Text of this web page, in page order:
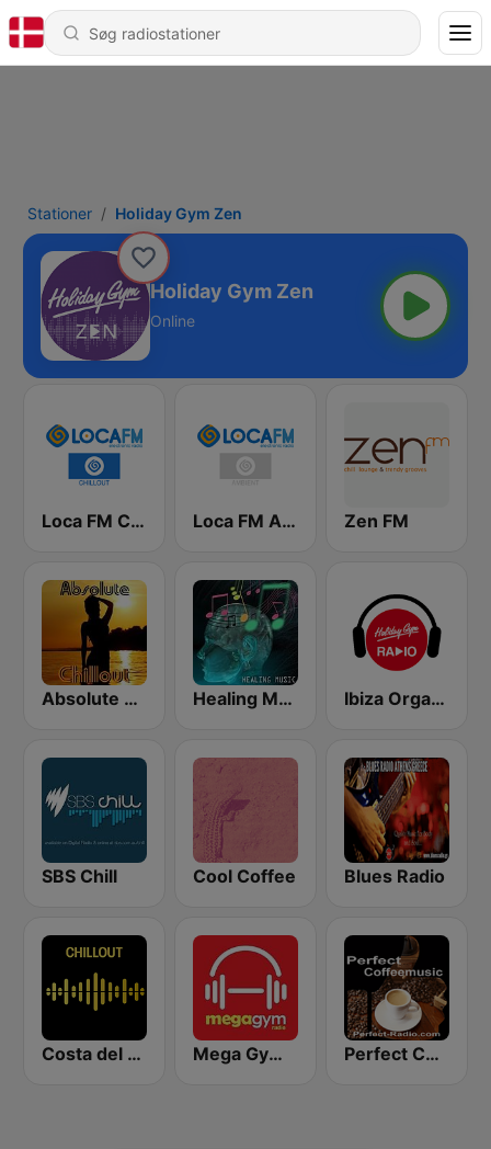
Stationer Holiday Gym Zen
Holiday Gym Zen
Online
Loca FM Chill Out Loca FM Ambient Zen FM
Absolute Chillout Healing Music Ibiza Organica Dance
SBS Chill Cool Coffee Blues Radio
Costa del Mar Chillout Mega Gym Radio Perfect Coffeemusic